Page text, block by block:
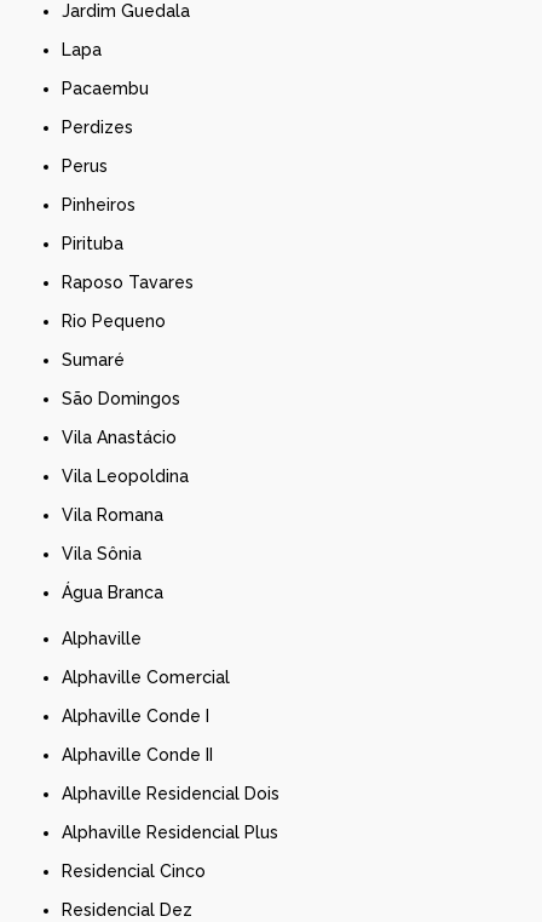
Jardim Guedala
Lapa
Pacaembu
Perdizes
Perus
Pinheiros
Pirituba
Raposo Tavares
Rio Pequeno
Sumaré
São Domingos
Vila Anastácio
Vila Leopoldina
Vila Romana
Vila Sônia
Água Branca
Alphaville
Alphaville Comercial
Alphaville Conde I
Alphaville Conde II
Alphaville Residencial Dois
Alphaville Residencial Plus
Residencial Cinco
Residencial Dez